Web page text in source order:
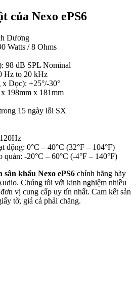
của Nexo ePS6
Dương
Watts / 8 Ohms
98 dB SPL Nominal
Hz to 20 kHz
Dọc): +25°/-30°
198mm x 181mm
15 ngày lỗi SX
động: 0°C – 40°C (32°F – 104°F)
quản: -20°C – 60°C (-4°F – 140°F)
sân khấu Nexo ePS6 chính hãng hãy
Chúng tôi với kinh nghiệm nhiều
vị cung cấp uy tín nhất. Cam kết sản
tờ, giá cả phải chăng.